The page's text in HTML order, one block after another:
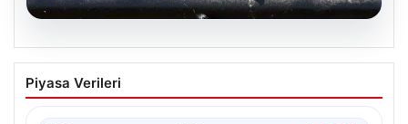
Petrol fiyatları 25 Mayıs: Petrol fiyatları
düştü mü, ne kadar oldu? Brent petrol
Piyasa Verileri